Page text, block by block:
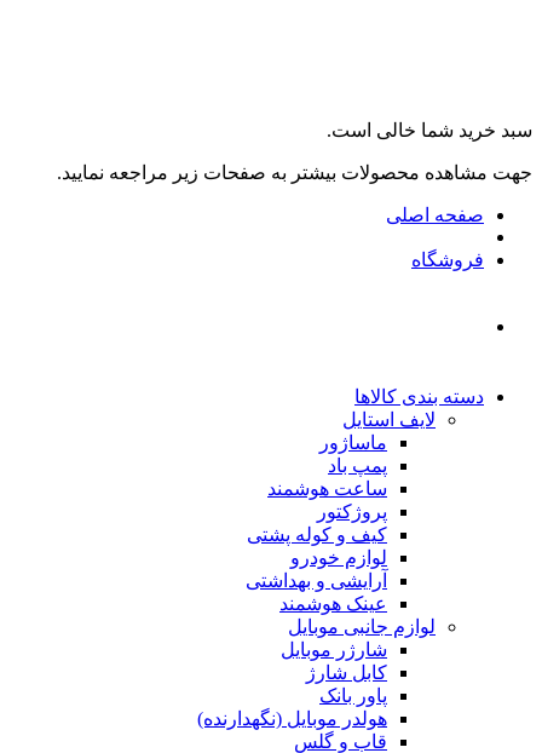
سبد خرید شما خالی است.
جهت مشاهده محصولات بیشتر به صفحات زیر مراجعه نمایید.
صفحه اصلی
فروشگاه
دسته بندی کالاها
لایف استایل
ماساژور
پمپ باد
ساعت هوشمند
پروژکتور
کیف و کوله پشتی
لوازم خودرو
آرایشی و بهداشتی
عینک هوشمند
لوازم جانبی موبایل
شارژر موبایل
کابل شارژ
پاور بانک
هولدر موبایل (نگهدارنده)
قاب و گلس